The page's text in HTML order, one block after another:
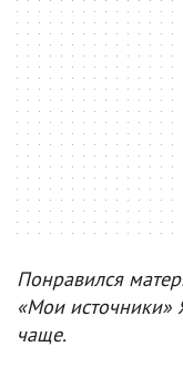
Понравился
«Мои источники»
чаще.